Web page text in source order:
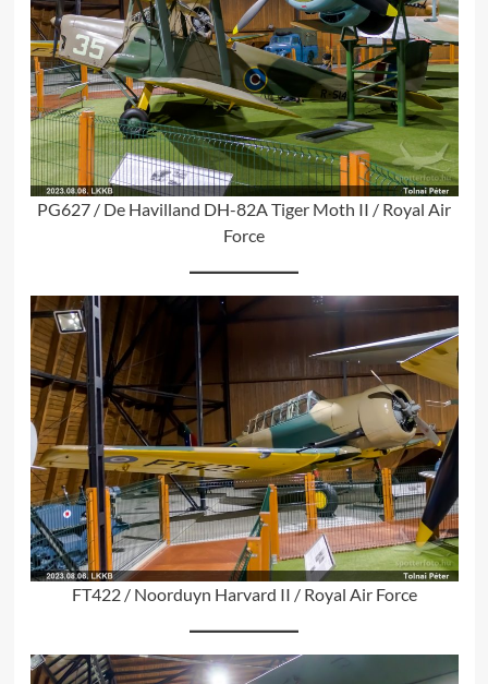
PG627 / De Havilland DH-82A Tiger Moth II / Royal Air
Force
FT422 / Noorduyn Harvard II / Royal Air Force